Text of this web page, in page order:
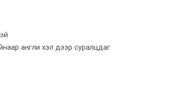
англи хэл дээр суралцдаг